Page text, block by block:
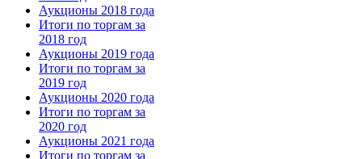
Аукционы 2018 года
Итоги по торгам за
2018 год
Аукционы 2019 года
Итоги по торгам за
2019 год
Аукционы 2020 года
Итоги по торгам за
2020 год
Аукционы 2021 года
Итоги по торгам за